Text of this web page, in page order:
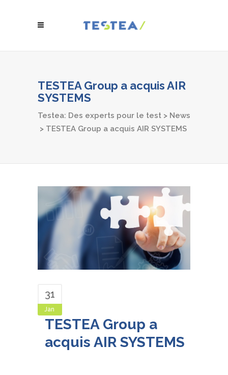
TESTEA Group a acquis AIR
SYSTEMS
Testea: Des experts pour le test > News
> TESTEA Group a acquis AIR SYSTEMS
31
Jan
TESTEA Group a
acquis AIR SYSTEMS